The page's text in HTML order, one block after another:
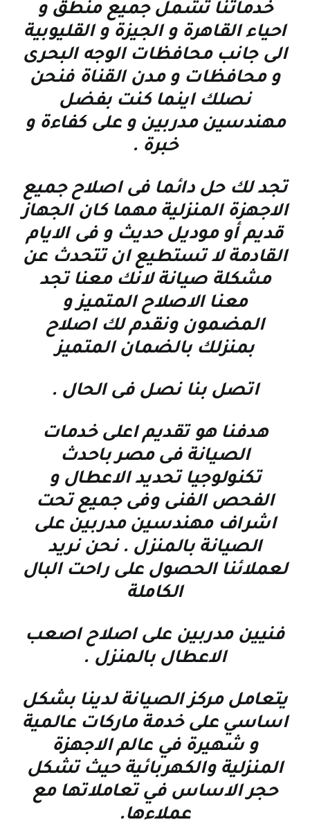
خدماتنا تشمل جميع منطق و
احياء القاهرة و الجيزة و القليوبية
الى جانب محافظات الوجه البحرى
و محافظات و مدن القناة فنحن
نصلك اينما كنت بفضل
مهندسين مدربين و على كفاءة و
خبرة .
تجد لك حل دائما فى اصلاح جميع
الاجهزة المنزلية مهما كان الجهاز
قديم أو موديل حديث و فى الايام
القادمة لا تستطيع ان تتحدث عن
مشكلة صيانة لانك معنا تجد
معنا الاصلاح المتميز و
المضمون ونقدم لك اصلاح
بمنزلك بالضمان المتميز
اتصل بنا نصل فى الحال .
هدفنا هو تقديم اعلى خدمات
الصيانة فى مصر باحدث
تكنولوجيا تحديد الاعطال و
الفحص الفنى وفى جميع تحت
اشراف مهندسين مدربين على
الصيانة بالمنزل . نحن نريد
لعملائنا الحصول على راحت البال
الكاملة
فنيين مدربين على اصلاح اصعب
الاعطال بالمنزل .
يتعامل مركز الصيانة لدينا بشكل
اساسي على خدمة ماركات عالمية
و شهيرة في عالم الاجهزة
المنزلية والكهربائية حيث تشكل
حجر الاساس في تعاملاتها مع
عملاءها.